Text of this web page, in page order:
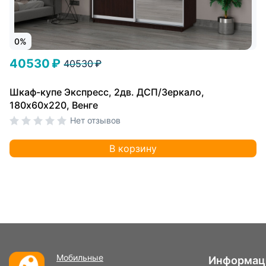
0%
40530 ₽ 40530 ₽
Шкаф-купе Экспресс, 2дв. ДСП/Зеркало,
180х60х220, Венге
Нет отзывов
В корзину
Мобильные